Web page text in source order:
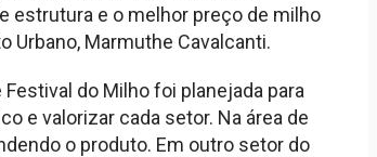
estrutura e o melhor preço de milho
Urbano, Marmuthe Cavalcanti.
do Milho foi planejada para
e valorizar cada setor. Na área de
o produto. Em outro setor do